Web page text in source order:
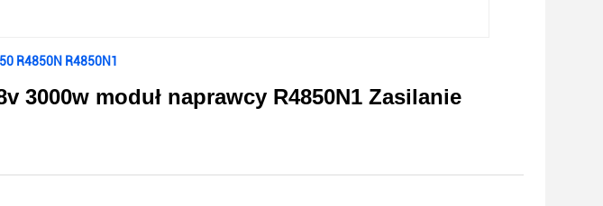
R4850N R4850N1
3000w moduł naprawcy R4850N1 Zasilanie